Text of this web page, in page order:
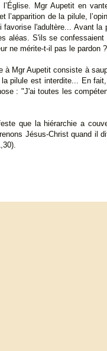
Mgr Aupetit en
l’apparition de la pilule,
l'adultère... Avant
aléas. S'ils se
ne mérite-t-il pas le pardon ?
à Mgr Aupetit consiste à
la pilule est interdite... En
: "J'ai toutes les
que la hiérarchie a
Jésus-Christ quand il